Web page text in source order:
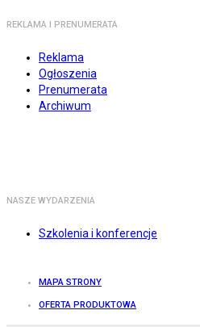
REKLAMA I PRENUMERATA
Reklama
Ogłoszenia
Prenumerata
Archiwum
NASZE WYDARZENIA
Szkolenia i konferencje
MAPA STRONY
OFERTA PRODUKTOWA